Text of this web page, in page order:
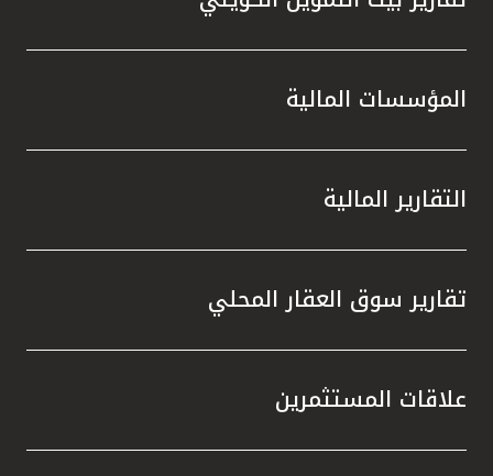
المؤسسات المالية
التقارير المالية
تقارير سوق العقار المحلي
علاقات المستثمرين